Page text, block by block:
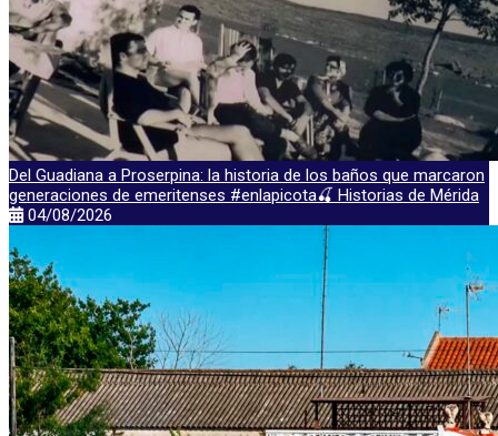
Del Guadiana a Proserpina: la historia de los baños que marcaron
generaciones de emeritenses #enlapicota🍒 Historias de Mérida
04/08/2026